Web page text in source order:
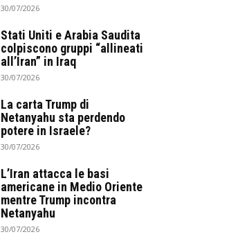
30/07/2026
Stati Uniti e Arabia Saudita
colpiscono gruppi “allineati
all’Iran” in Iraq
30/07/2026
La carta Trump di
Netanyahu sta perdendo
potere in Israele?
30/07/2026
L’Iran attacca le basi
americane in Medio Oriente
mentre Trump incontra
Netanyahu
30/07/2026